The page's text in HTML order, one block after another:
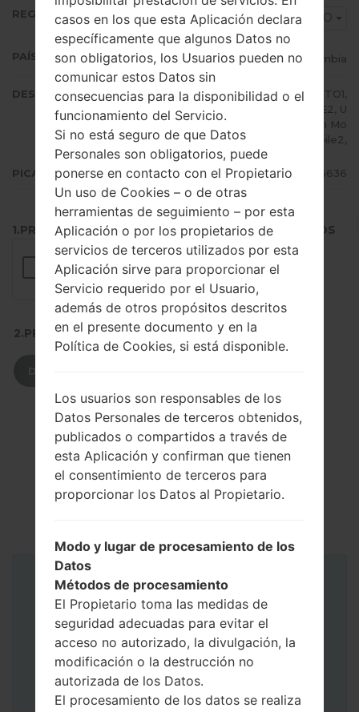
REGIÓN COO
PAÍS (UN/EL PAÍS) Colombia
DESCRIPCIÓN
Claro, Movistar, TIGO, ETB, EXITO1,
EXITO2, UFF1, UFF2, U NE1, UNE2, U
NE3, UNE4, Virgin Mobile1, Virgin Mo
bile2,
PICADILLO cb1eee971d6c1a4ae5b37d5af2a5636
1.PRESIONE EL BOTÓN PARA CARGAR LOS ARCHIVOS
2.PRESIONE PARA DESCARGAR
Instrucciones
casos en los que esta Aplicación declara
específicamente que algunos Datos no
son obligatorios, los Usuarios pueden no
comunicar estos Datos sin
consecuencias para la disponibilidad o el
funcionamiento del Servicio.
Si no está seguro de que Datos
Personales son obligatorios, puede
ponerse en contacto con el Propietario
Un uso de Cookies – o de otras
herramientas de seguimiento – por esta
Aplicación o por los propietarios de
servicios de terceros utilizados por esta
Aplicación sirve para proporcionar el
Servicio requerido por el Usuario,
además de otros propósitos descritos
en el presente documento y en la
Política de Cookies, si está disponible.
Los usuarios son responsables de los
Datos Personales de terceros obtenidos,
publicados o compartidos a través de
esta Aplicación y confirman que tienen
el consentimiento de terceros para
proporcionar los Datos al Propietario.
Modo y lugar de procesamiento de los
Datos
Métodos de procesamiento
El Propietario toma las medidas de
seguridad adecuadas para evitar el
acceso no autorizado, la divulgación, la
modificación o la destrucción no
autorizada de los Datos.
El procesamiento de los datos se realiza